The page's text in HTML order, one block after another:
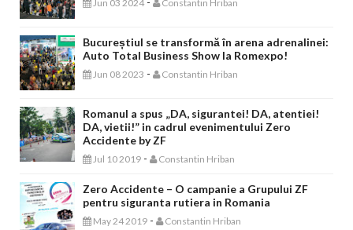
Jun 03 2024 Constantin Hriban
Bucureștiul se transformă în arena adrenalinei:
Auto Total Business Show la Romexpo!
Jun 08 2023 - Constantin Hriban
Romanul a spus „DA, sigurantei! DA, atentiei!
DA, vietii!” in cadrul evenimentului Zero
Accidente by ZF
Jul 10 2019 - Constantin Hriban
Zero Accidente – O campanie a Grupului ZF
pentru siguranta rutiera in Romania
May 24 2019 - Constantin Hriban